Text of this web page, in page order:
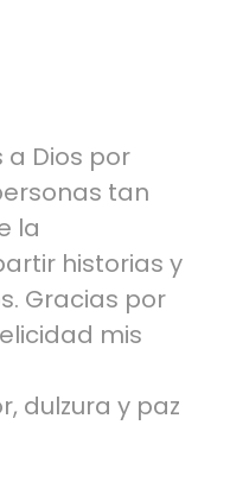
Dios por
tan
la
historias y
Gracias por
mis
dulzura y paz